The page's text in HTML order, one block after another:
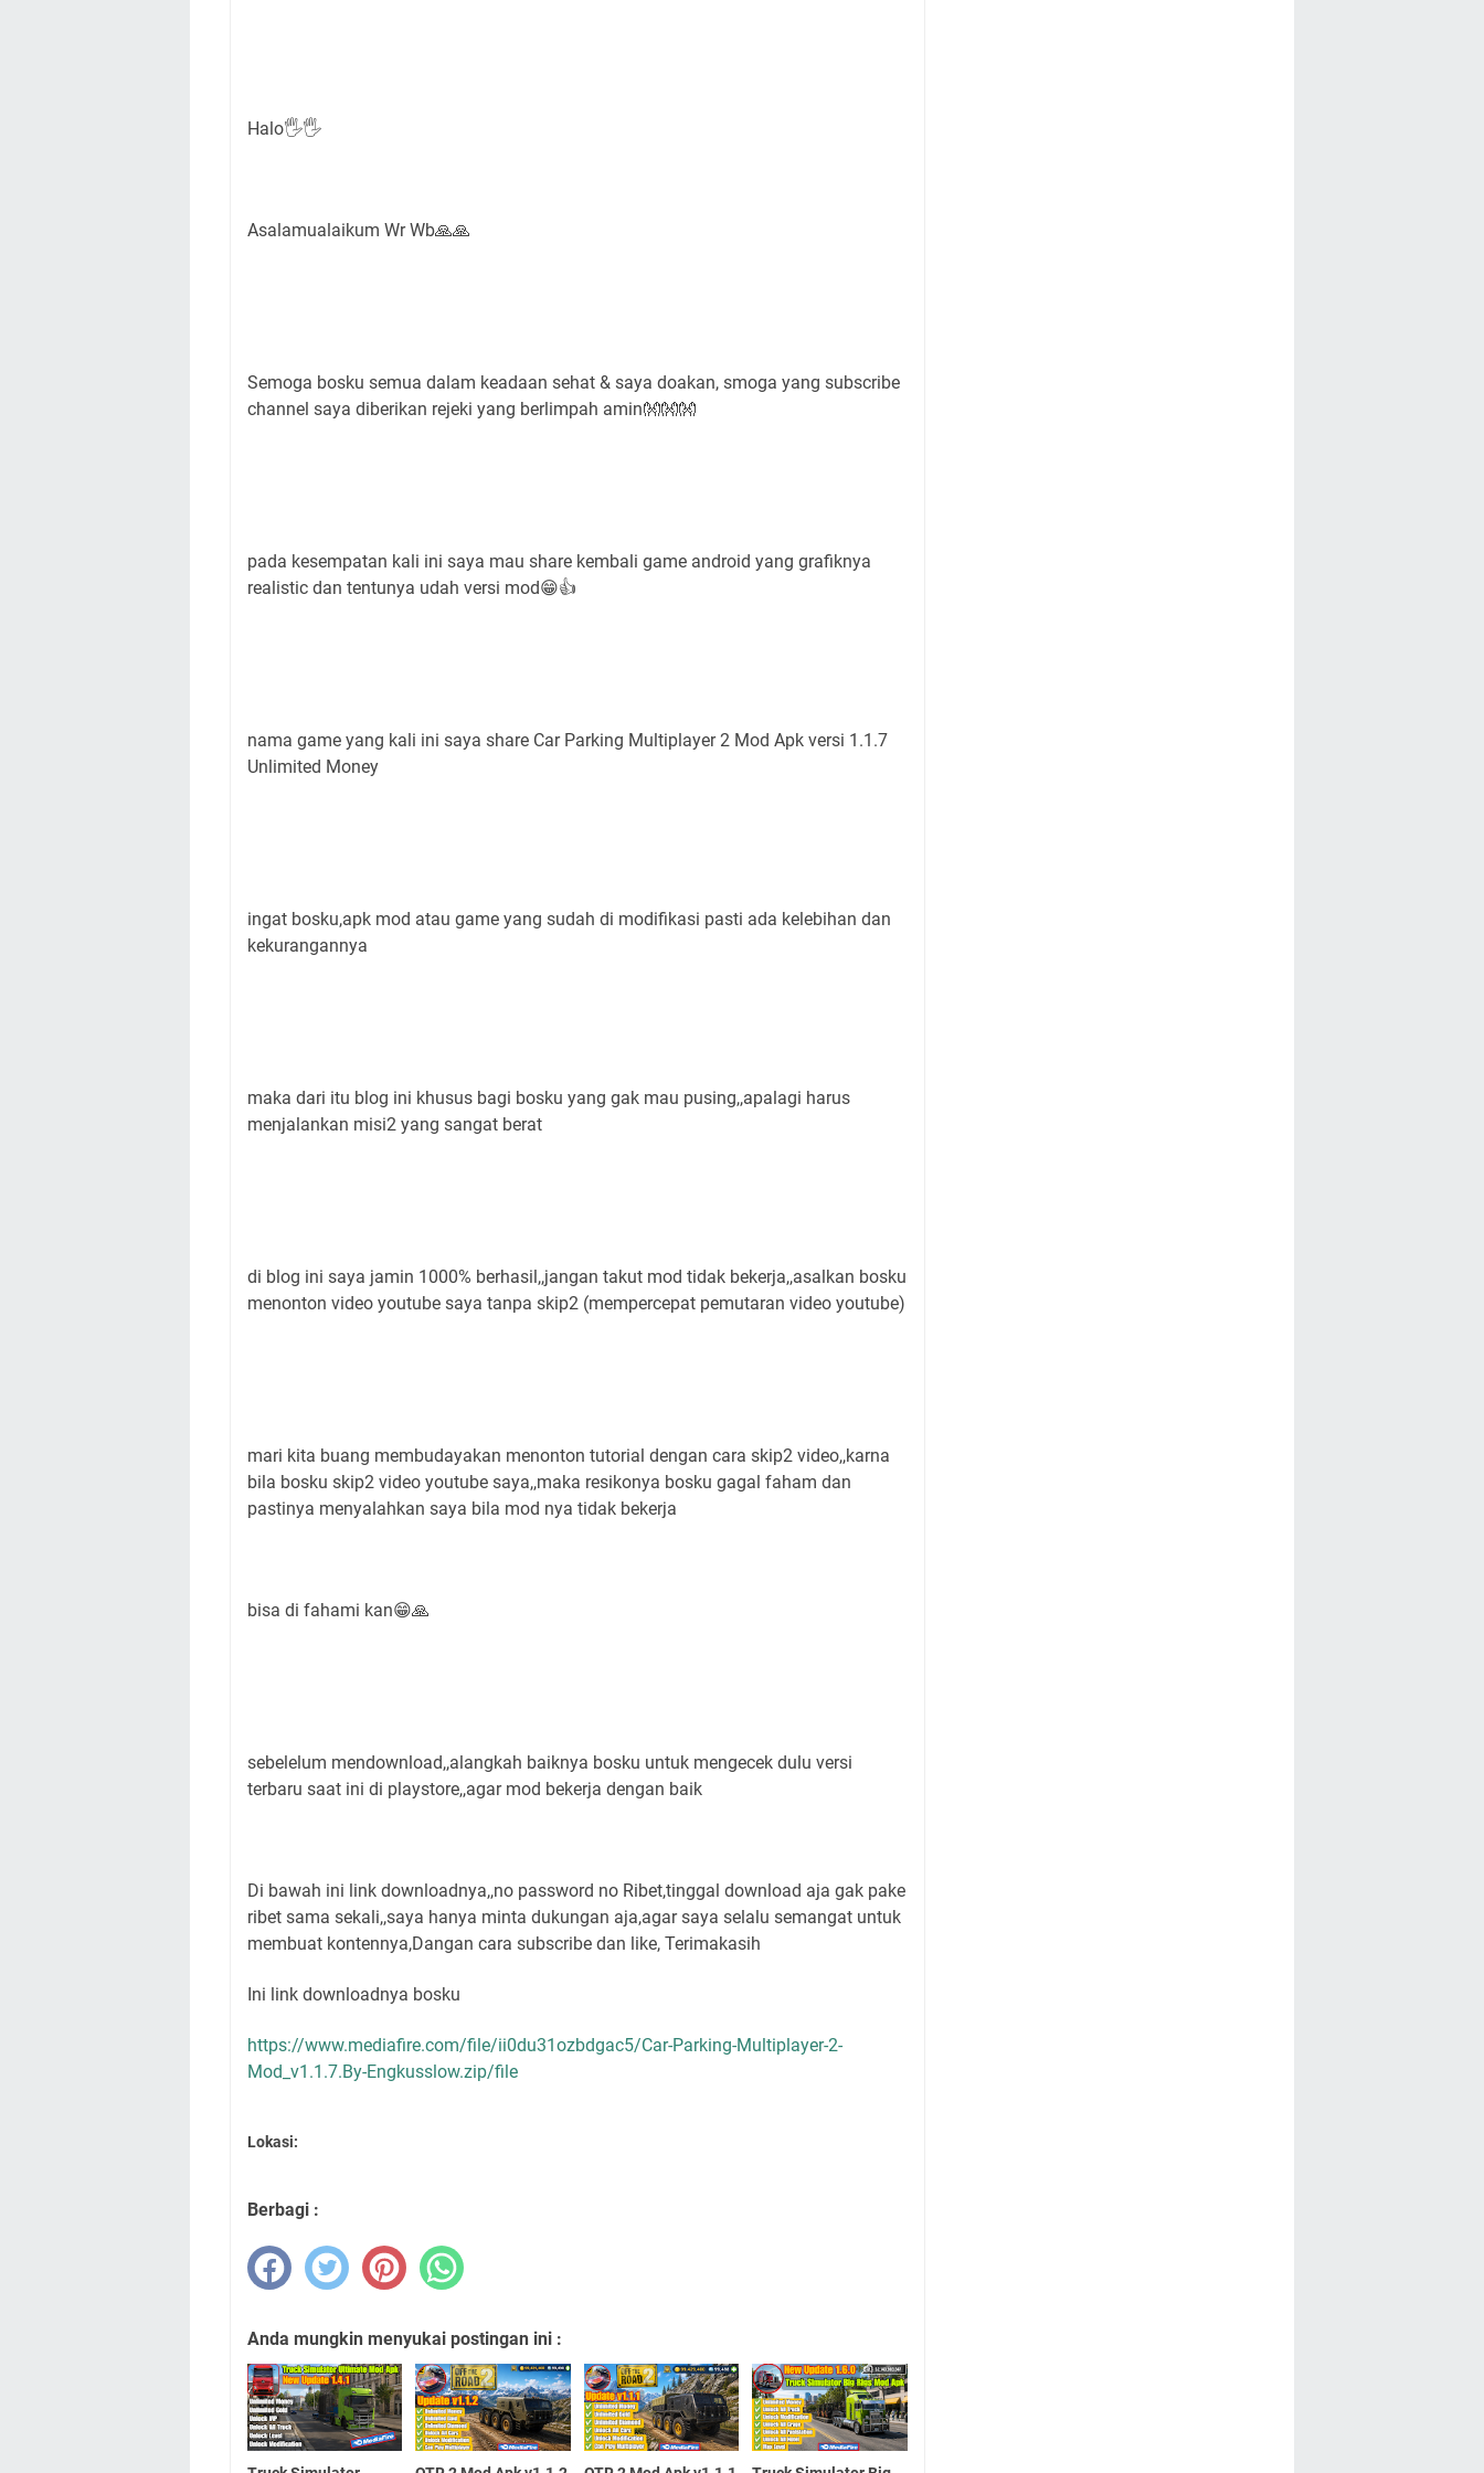
Halo🖐🖐
Asalamualaikum Wr Wb🙏🙏
Semoga bosku semua dalam keadaan sehat & saya doakan, smoga yang subscribe
channel saya diberikan rejeki yang berlimpah amin👐👐👐
pada kesempatan kali ini saya mau share kembali game android yang grafiknya
realistic dan tentunya udah versi mod😁👍
nama game yang kali ini saya share Car Parking Multiplayer 2 Mod Apk versi 1.1.7
Unlimited Money
ingat bosku,apk mod atau game yang sudah di modifikasi pasti ada kelebihan dan
kekurangannya
maka dari itu blog ini khusus bagi bosku yang gak mau pusing,,apalagi harus
menjalankan misi2 yang sangat berat
di blog ini saya jamin 1000% berhasil,,jangan takut mod tidak bekerja,,asalkan bosku
menonton video youtube saya tanpa skip2 (mempercepat pemutaran video youtube)
mari kita buang membudayakan menonton tutorial dengan cara skip2 video,,karna
bila bosku skip2 video youtube saya,,maka resikonya bosku gagal faham dan
pastinya menyalahkan saya bila mod nya tidak bekerja
bisa di fahami kan😁🙏
sebelelum mendownload,,alangkah baiknya bosku untuk mengecek dulu versi
terbaru saat ini di playstore,,agar mod bekerja dengan baik
Di bawah ini link downloadnya,,no password no Ribet,tinggal download aja gak pake
ribet sama sekali,,saya hanya minta dukungan aja,agar saya selalu semangat untuk
membuat kontennya,Dangan cara subscribe dan like, Terimakasih
Ini link downloadnya bosku
https://www.mediafire.com/file/ii0du31ozbdgac5/Car-Parking-Multiplayer-2-
Mod_v1.1.7.By-Engkusslow.zip/file
Lokasi:
Berbagi :
Anda mungkin menyukai postingan ini :